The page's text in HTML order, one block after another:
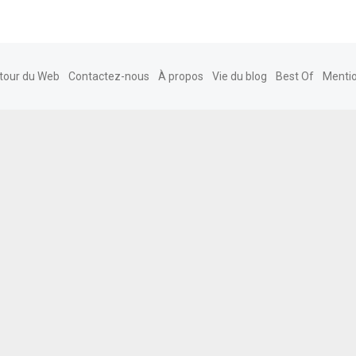
du Web Contactez-nous À propos Vie du blog Best Of